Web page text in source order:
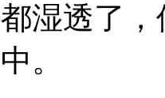
湿透了
。